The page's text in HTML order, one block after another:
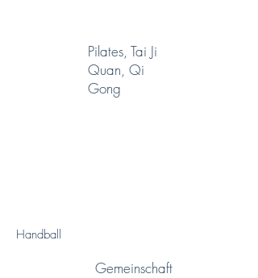
Pilates, Tai Ji
Quan, Qi
Gong
Handball
Gemeinschaft